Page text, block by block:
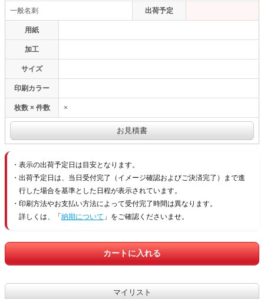
一般名刺
用紙
加工
サイズ
印刷カラー
枚数 × 件数
出荷予定
×
表示の出荷予定日は目安となります。
出荷予定日は、当日受付完了（イメージ確認およびご決済完了）まで進
行した場合を基準とした日程が表示されています。
印刷方法やお支払い方法によって受付完了時間は異なります。
詳しくは、「 納期について 」をご確認くださいませ。